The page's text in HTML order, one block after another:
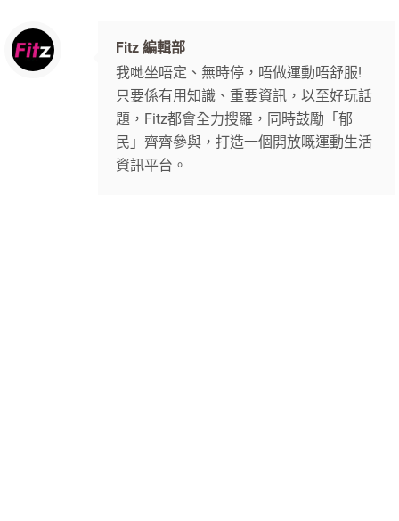
Fitz 編輯部
我哋坐唔定、無時停，唔做運動唔舒服!
只要係有用知識、重要資訊，以至好玩話
題，Fitz都會全力搜羅，同時鼓勵「郁
民」齊齊參與，打造一個開放嘅運動生活
資訊平台。